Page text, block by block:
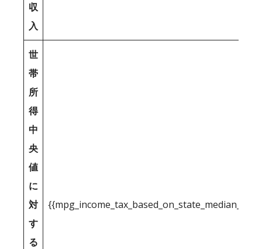
収
入
世
帯
所
得
中
央
値
に
対
す
る